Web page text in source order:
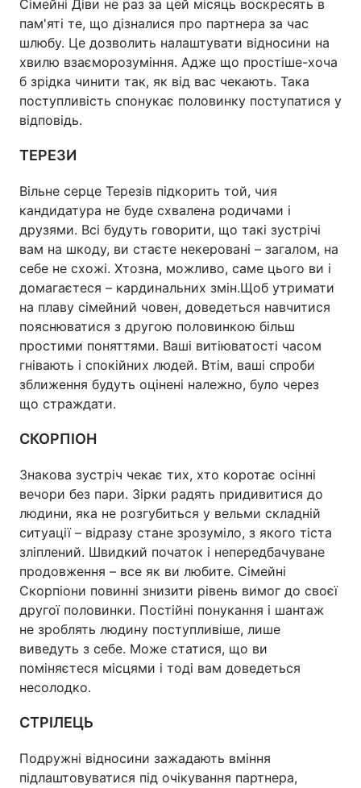
Сімейні Діви не раз за цей місяць воскресять в
пам'яті те, що дізналися про партнера за час
шлюбу. Це дозволить налаштувати відносини на
хвилю взаєморозуміння. Адже що простіше-хоча
б зрідка чинити так, як від вас чекають. Така
поступливість спонукає половинку поступатися у
відповідь.
ТЕРЕЗИ
Вільне серце Терезів підкорить той, чия
кандидатура не буде схвалена родичами і
друзями. Всі будуть говорити, що такі зустрічі
вам на шкоду, ви стаєте некеровані – загалом, на
себе не схожі. Хтозна, можливо, саме цього ви і
домагаєтеся – кардинальних змін.Щоб утримати
на плаву сімейний човен, доведеться навчитися
пояснюватися з другою половинкою більш
простими поняттями. Ваші витіюватості часом
гнівають і спокійних людей. Втім, ваші спроби
зближення будуть оцінені належно, було через
що страждати.
СКОРПІОН
Знакова зустріч чекає тих, хто коротає осінні
вечори без пари. Зірки радять придивитися до
людини, яка не розгубиться у вельми складній
ситуації – відразу стане зрозуміло, з якого тіста
зліплений. Швидкий початок і непередбачуване
продовження – все як ви любите. Сімейні
Скорпіони повинні знизити рівень вимог до своєї
другої половинки. Постійні понукання і шантаж
не зроблять людину поступливіше, лише
виведуть з себе. Може статися, що ви
поміняєтеся місцями і тоді вам доведеться
несолодко.
СТРІЛЕЦЬ
Подружні відносини зажадають вміння
підлаштовуватися під очікування партнера,